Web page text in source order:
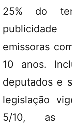
25% do
emissoras
10 anos.
deputados e
legislação
5/10, as